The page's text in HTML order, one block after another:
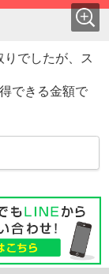
でしたが、ス
できる金額で